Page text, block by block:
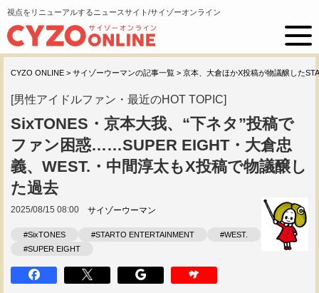
視点をリニューアルするニュースサイト/サイゾーオンライン
CYZO ONLINE > サイゾーウーマンの記事一覧 > 京本、大倉ほかX投稿が物議醸した
[男性アイドルファン・最近のHOT TOPIC]
SixTONES・京本大我、“下ネタ”投稿で
ファン困惑……SUPER EIGHT・大倉忠
義、WEST.・中間淳太もX投稿で物議醸し
た過去
2025/08/15 08:00 サイゾーウーマン
#SixTONES #STARTO ENTERTAINMENT
#WEST.
#SUPER EIGHT